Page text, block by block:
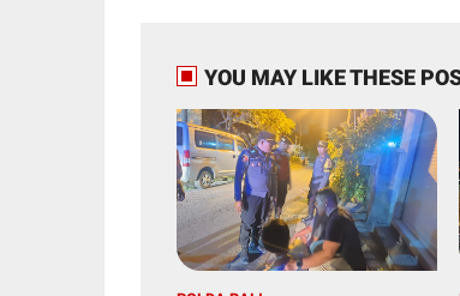
YOU MAY LIKE THESE